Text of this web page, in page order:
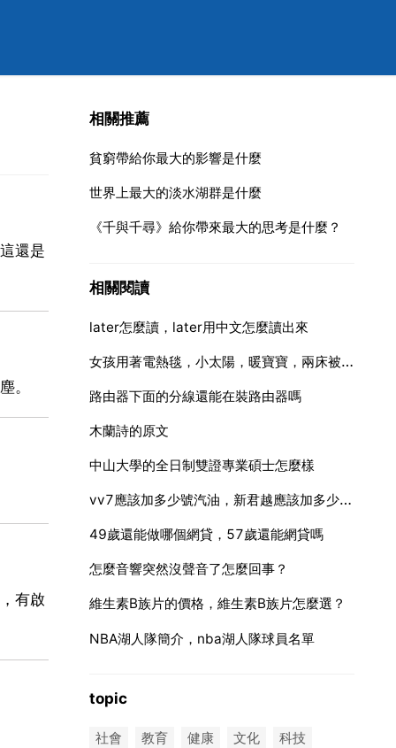
還是
。
有啟
相關推薦
貧窮帶給你最大的影響是什麼
世界上最大的淡水湖群是什麼
《千與千尋》給你帶來最大的思考是什麼？
相關閱讀
later怎麼讀，later用中文怎麼讀出來
女孩用著電熱毯，小太陽，暖寶寶，兩床被子，還是感冒了，是不給人感覺不抗凍？體質不好
路由器下面的分線還能在裝路由器嗎
木蘭詩的原文
中山大學的全日制雙證專業碩士怎麼樣
vv7應該加多少號汽油，新君越應該加多少號的汽油
49歲還能做哪個網貸，57歲還能網貸嗎
怎麼音響突然沒聲音了怎麼回事？
維生素B族片的價格，維生素B族片怎麼選？
NBA湖人隊簡介，nba湖人隊球員名單
topic
社會 教育 健康 文化 科技